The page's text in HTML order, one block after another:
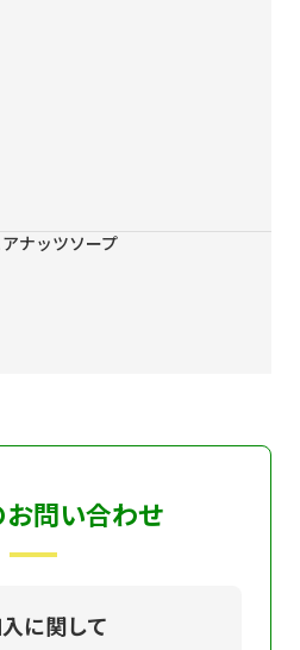
丹波と京を結んだ“川の街
０２６ “最後の１人を殺すま
２０３０
７日（金）放送分
まいり 「郡山八幡神社」編
丹波と京を結んだ“川の街
ｅｒ ＃７９
ルＮＥＸＴ
エスニックファッション
ナッツソープ
ナッツソープ
ナッツソープ
問い合わせ
に関して